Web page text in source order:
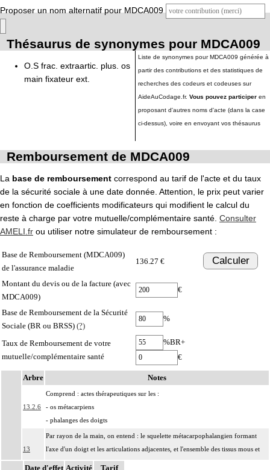
Proposer un nom alternatif pour MDCA009
Thésaurus de synonymes pour MDCA009
O.S frac. extraartic. plus. os
main fixateur ext.
Liste de synonymes pour MDCA009 générée à
partir des contributions et des statistiques de
recherches des codeurs et codeuses sur
AideAuCodage.fr. Vous pouvez participer en
proposant d'autres noms d'acte (dans la case
ci-dessus), voire en envoyant vos thésaurus
Remboursement de MDCA009
La base de remboursement correspond au tarif de l'acte et du taux
de la sécurité sociale à une date donnée. Attention, le prix peut varier
en fonction de coefficients modificateurs qui modifient le calcul du
reste à charge par votre mutuelle/complémentaire santé. Consulter
AMELI.fr ou utiliser notre simulateur de remboursement :
Base de Remboursement (MDCA009)
de l'assurance maladie
136.27 € Calculer
Montant du devis ou de la facture (avec
MDCA009)
€
Base de Remboursement de la Sécurité
Sociale (BR ou BRSS) (?)
%
Taux de Remboursement de votre
mutuelle/complémentaire santé
%BR+
€
Arbre Notes
13.2.6
Comprend : actes thérapeutiques sur les :
- os métacarpiens
- phalanges des doigts
13
Par rayon de la main, on entend : le squelette métacarpophalangien formant
l'axe d'un doigt et les articulations adjacentes, et l'ensemble des tissus mous et
des paquets vasculonerveux correspondants.
Date d'effet Activité
Tarif